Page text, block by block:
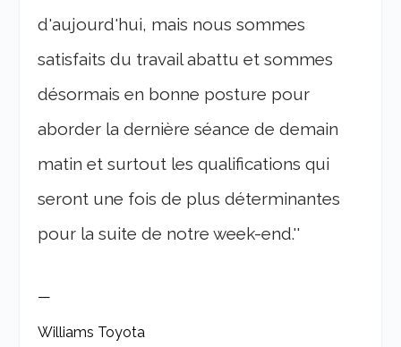
d'aujourd'hui, mais nous sommes
satisfaits du travail abattu et sommes
désormais en bonne posture pour
aborder la dernière séance de demain
matin et surtout les qualifications qui
seront une fois de plus déterminantes
pour la suite de notre week-end.''
—
Williams Toyota